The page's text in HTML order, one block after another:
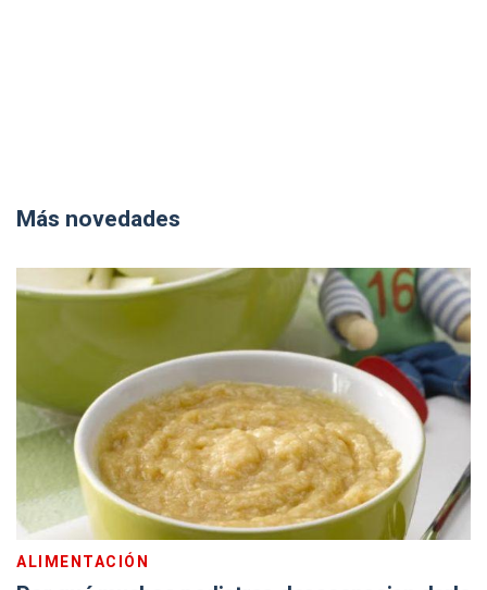
Más novedades
ALIMENTACIÓN